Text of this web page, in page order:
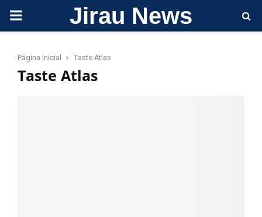
PRIMARY Jirau News
Página Inicial Taste Atlas
Taste Atlas